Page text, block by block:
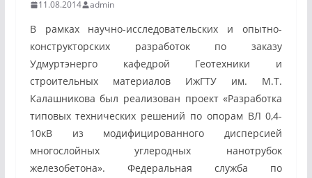
11.08.2014 admin
В рамках научно-исследовательских и опытно-
конструкторских разработок по заказу
Удмуртэнерго кафедрой Геотехники и
строительных материалов ИжГТУ им. М.Т.
Калашникова был реализован проект «Разработка
типовых технических решений по опорам ВЛ 0,4-
10кВ из модифицированного дисперсией
многослойных углеродных нанотрубок
железобетона». Федеральная служба по